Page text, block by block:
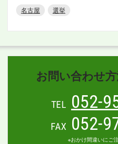
名古屋
選挙
お問い合わせ
TEL 052-
FAX 052-
※おかけ間違いにご